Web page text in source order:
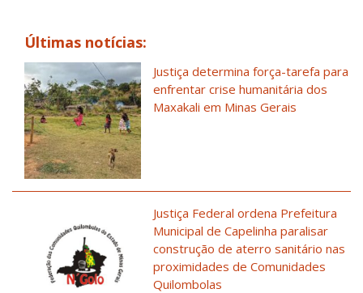
Últimas notícias:
Justiça determina força-tarefa para
enfrentar crise humanitária dos
Maxakali em Minas Gerais
Justiça Federal ordena Prefeitura
Municipal de Capelinha paralisar
construção de aterro sanitário nas
proximidades de Comunidades
Quilombolas